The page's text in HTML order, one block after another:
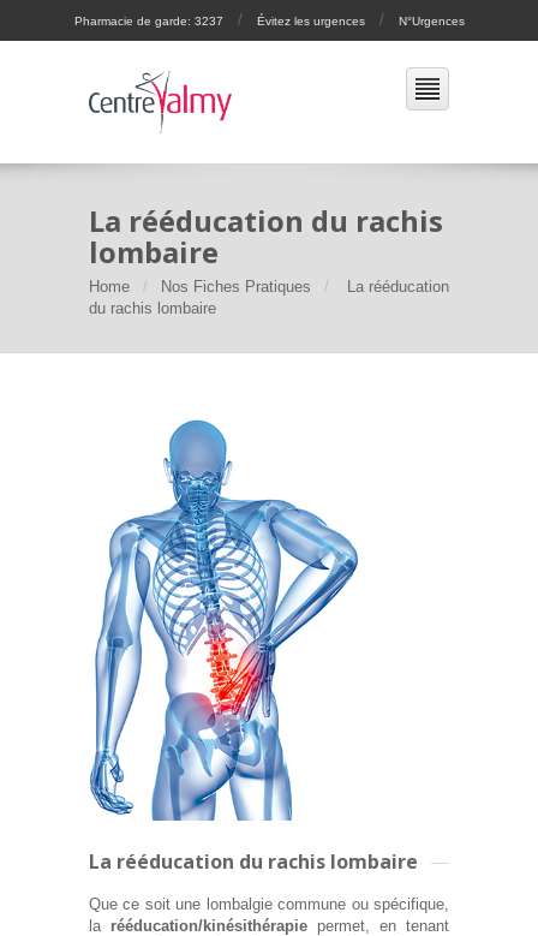
La rééducation du rachis
lombaire
Home Nos Fiches Pratiques
La rééducation
du rachis lombaire
La rééducation du rachis lombaire
Que ce soit une lombalgie commune ou spécifique,
la rééducation/kinésithérapie permet, en tenant
Pharmacie de garde: 3237 / Évitez les urgences / N°Urgences